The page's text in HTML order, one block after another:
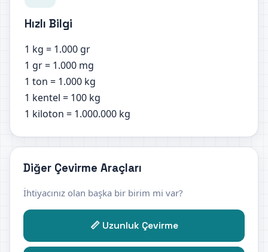
Hızlı Bilgi
1 kg = 1.000 gr
1 gr = 1.000 mg
1 ton = 1.000 kg
1 kentel = 100 kg
1 kiloton = 1.000.000 kg
Diğer Çevirme Araçları
İhtiyacınız olan başka bir birim mi var?
📏 Uzunluk Çevirme